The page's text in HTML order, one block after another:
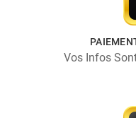
Vos Infos